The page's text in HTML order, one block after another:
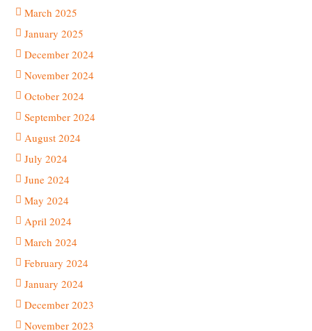
March 2025
January 2025
December 2024
November 2024
October 2024
September 2024
August 2024
July 2024
June 2024
May 2024
April 2024
March 2024
February 2024
January 2024
December 2023
November 2023